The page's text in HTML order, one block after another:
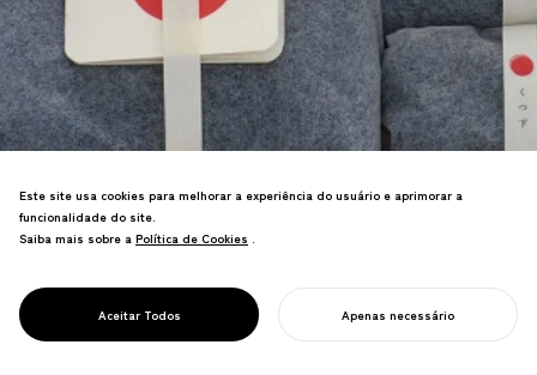
PROJECT
AERU
Design e desenvolvimento de produtos
para uma marca de artesanato
numerosos prêmios, incluindo o Good
Design Award.
Este site usa cookies para melhorar a experiência do usuário e aprimorar a
funcionalidade do site.
Saiba mais sobre a Política de Cookies
Política de Cookies .
Aceitar Todos Apenas necessário